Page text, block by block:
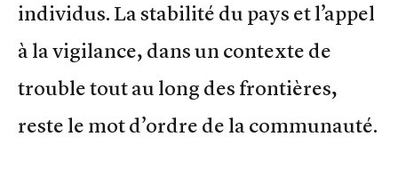
individus. La stabilité du pays et l’appel
à la vigilance, dans un contexte de
trouble tout au long des frontières,
reste le mot d’ordre de la communauté.